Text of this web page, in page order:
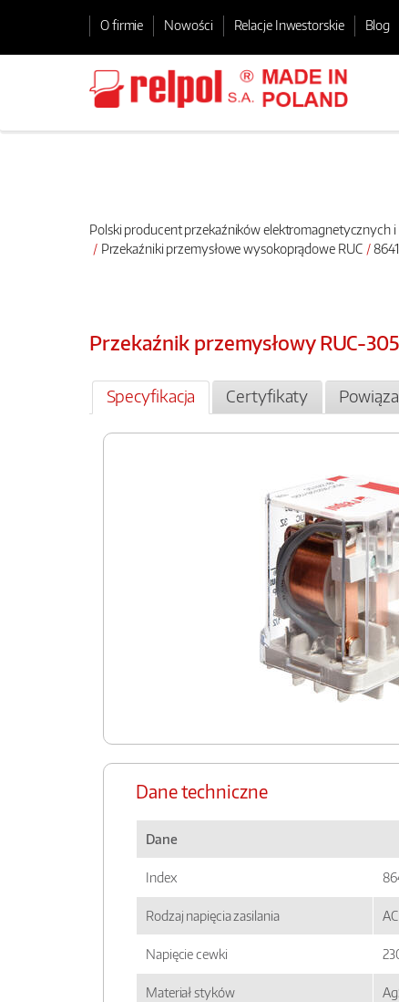
O firmie Nowości Relacje Inwestorskie Blog
Polski producent przekaźników elektromagnetycznych
Przekaźniki przemysłowe wysokoprądowe RUC
Przekaźnik przemysłowy RUC-
Specyfikacja Certyfikaty
Dane techniczne
Dane
Index
Rodzaj napięcia zasilania AC
Napięcie cewki
Materiał styków